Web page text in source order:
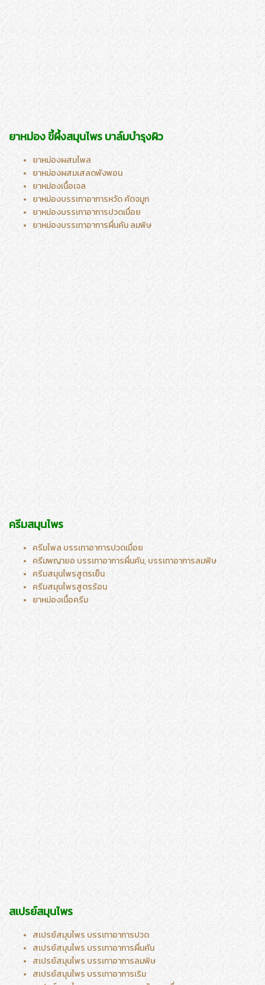
ยาหม่อง ขี้ผึ้งสมุนไพรบาล์มบำรุงผิว
ยาหม่องผสมไพล
ยาหม่องผสมเสลดพังพอน
ยาหม่องเนื้อเจล
ยาหม่องบรรเทาอาการหวัด คัดจมูก
ยาหม่องบรรเทาอาการปวดเมื่อย
ยาหม่องบรรเทาอาการผื่นคัน ลมพิษ
ครีมสมุนไพร
ครีมไพล บรรเทาอาการปวดเมื่อย
ครีมพญายอ บรรเทาอาการผื่นคัน,บรรเทาอาการลมพิษ
ครีมสมุนไพรสูตรเย็น
ครีมสมุนไพรสูตรร้อน
ยาหม่องเนื้อครีม
สเปรย์สมุนไพร
สเปรย์สมุนไพร บรรเทาอาการปวด
สเปรย์สมุนไพร บรรเทาอาการผื่นคัน
สเปรย์สมุนไพร บรรเทาอาการลมพิษ
สเปรย์สมุนไพร บรรเทาอาการเริม